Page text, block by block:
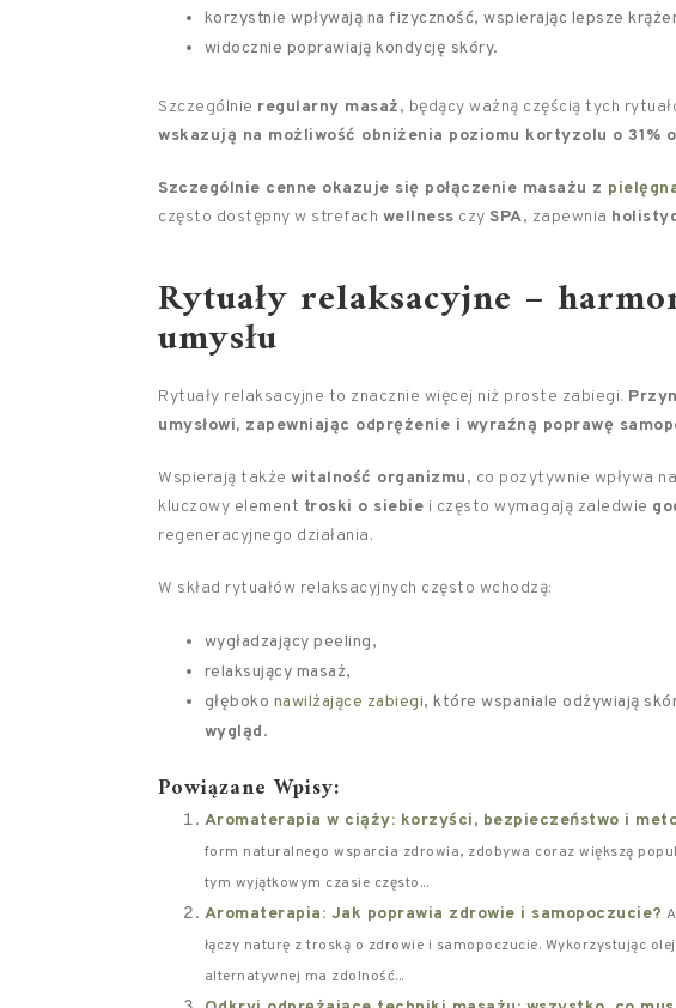
korzystnie wpływają na fizyczność, wspierając lepsze
widocznie poprawiają kondycję skóry.
Szczególnie regularny masaż, będący ważną częścią tych
wskazują na możliwość obniżenia poziomu kortyzolu o 31%
Szczególnie cenne okazuje się połączenie masażu z
często dostępny w strefach wellness czy SPA, zapewnia
Rytuały relaksacyjne –
umysłu
Rytuały relaksacyjne to znacznie więcej niż proste zabiegi.
umysłowi, zapewniając odprężenie i wyraźną poprawę
Wspierają także witalność organizmu, co pozytywnie wpływa
kluczowy element troski o siebie i często wymagają zaledwie
regeneracyjnego działania.
W skład rytuałów relaksacyjnych często wchodzą:
wygładzający peeling,
relaksujący masaż,
głęboko nawilżające zabiegi, które wspaniale odżywiają
wygląd.
Powiązane Wpisy:
Aromaterapia w ciąży: korzyści, bezpieczeństwo i
form naturalnego wsparcia zdrowia, zdobywa coraz większą
tym wyjątkowym czasie często...
Aromaterapia: Jak poprawia zdrowie i samopoczucie?
łączy naturę z troską o zdrowie i samopoczucie. Wykorzystując
alternatywnej ma zdolność...